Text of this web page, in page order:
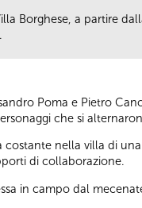
Borghese, a partire
Poma e Pietro
che si
costante nella villa di
di collaborazione.
in campo dal